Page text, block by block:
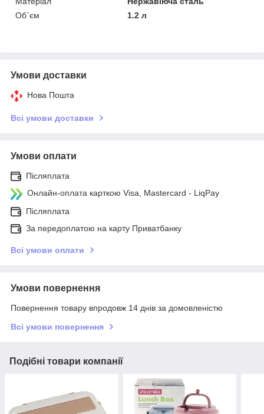
Об`єм
1.2 л
Умови доставки
Нова Пошта
Всі умови доставки
Умови оплати
Післяплата
Онлайн-оплата карткою Visa, Mastercard - LiqPay
Післяплата
За передоплатою на карту Приватбанку
Всі умови оплати
Умови повернення
Повернення товару впродовж 14 днів за домовленістю
Всі умови повернення
Подібні товари компанії